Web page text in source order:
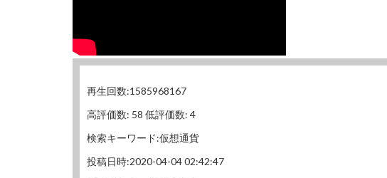
再生回数:1585968167
高評価数: 58 低評価数: 4
検索キーワード:仮想通貨
投稿日時:2020-04-04 02:42:47